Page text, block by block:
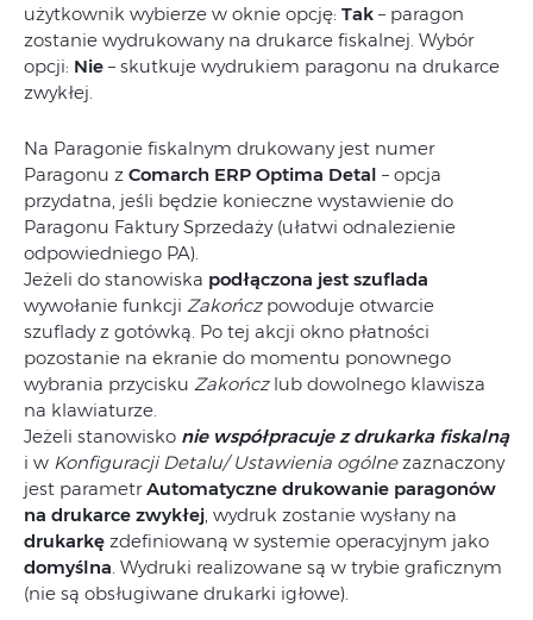
użytkownik wybierze w oknie opcję: Tak – paragon
zostanie wydrukowany na drukarce fiskalnej. Wybór
opcji: Nie – skutkuje wydrukiem paragonu na drukarce
zwykłej.
Na Paragonie fiskalnym drukowany jest numer
Paragonu z Comarch ERP Optima Detal – opcja
przydatna, jeśli będzie konieczne wystawienie do
Paragonu Faktury Sprzedaży (ułatwi odnalezienie
odpowiedniego PA).
Jeżeli do stanowiska podłączona jest szuflada
wywołanie funkcji Zakończpowoduje otwarcie
szuflady z gotówką. Po tej akcji okno płatności
pozostanie na ekranie do momentu ponownego
wybrania przycisku Zakończlub dowolnego klawisza
na klawiaturze.
Jeżeli stanowisko nie współpracuje z drukarka fiskalną
i w Konfiguracji Detalu/ Ustawienia ogólnezaznaczony
jest parametrAutomatyczne drukowanie paragonów
na drukarce zwykłej, wydruk zostanie wysłany na
drukarkę zdefiniowaną w systemie operacyjnym jako
domyślna. Wydruki realizowane są w trybie graficznym
(nie są obsługiwane drukarki igłowe).